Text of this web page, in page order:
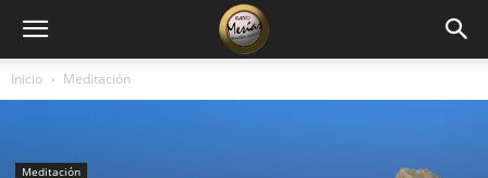
Inicio Meditación
Meditación